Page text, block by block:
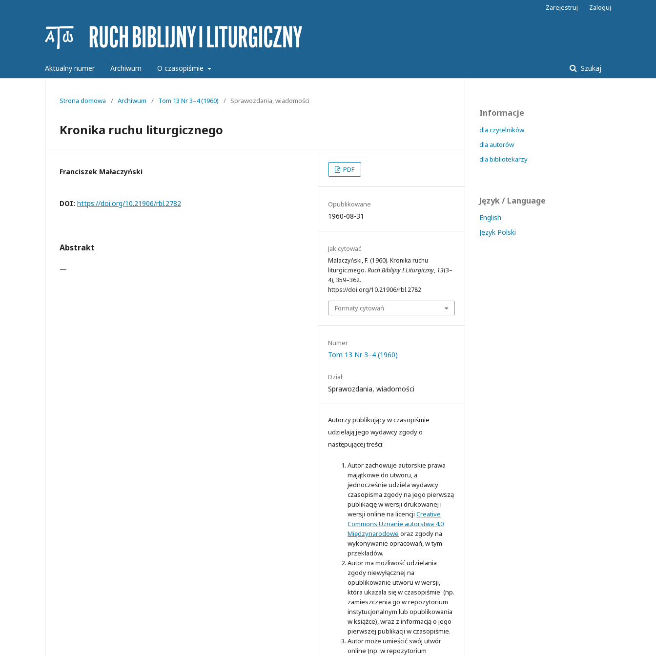
Aktualny numer Archiwum O czasopiśmie Szukaj
Zarejestruj Zaloguj
Strona domowa / Archiwum / Tom 13 Nr 3–4 (1960) / Sprawozdania, wiadomości
Kronika ruchu liturgicznego
Franciszek Małaczyński
DOI: https://doi.org/10.21906/rbl.2782
Abstrakt
—
PDF
Opublikowane
1960-08-31
Jak cytować
Małaczyński, F. (1960). Kronika ruchu
liturgicznego. Ruch Biblijny I Liturgiczny, 13(3–
4), 359–362.
https://doi.org/10.21906/rbl.2782
Formaty cytowań
Numer
Tom 13 Nr 3–4 (1960)
Dział
Sprawozdania, wiadomości
Autorzy publikujący w czasopiśmie
udzielają jego wydawcy zgody o
następującej treści:
Autor zachowuje autorskie prawa
majątkowe do utworu, a
jednocześnie udziela wydawcy
czasopisma zgody na jego pierwszą
publikację w wersji drukowanej i
wersji online na licencji Creative
Commons Uznanie autorstwa 4.0
Międzynarodowe oraz zgody na
wykonywanie opracowań, w tym
przekładów.
Autor ma możliwość udzielania
zgody niewyłącznej na
opublikowanie utworu w wersji,
która ukazała się w czasopiśmie (np.
zamieszczenia go w repozytorium
instytucjonalnym lub opublikowania
w książce), wraz z informacją o jego
pierwszej publikacji w czasopiśmie.
Autor może umieścić swój utwór
online (np. w repozytorium
Informacje
dla czytelników
dla autorów
dla bibliotekarzy
Język / Language
English
Język Polski